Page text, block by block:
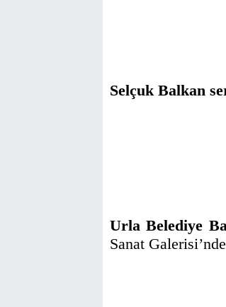
Selçuk Balkan
Urla Belediye
Sanat